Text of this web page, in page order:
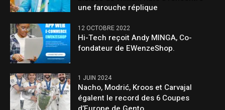
une farouche réplique
12 OCTOBRE 2022
Hi-Tech reçoit Andy MINGA, Co-
fondateur de EWenzeShop.
1 JUIN 2024
Nacho, Modrić, Kroos et Carvajal
égalent le record des 6 Coupes